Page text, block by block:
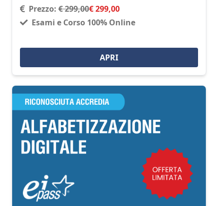
Prezzo: € 299,00€ 299,00
Esami e Corso 100% Online
APRI